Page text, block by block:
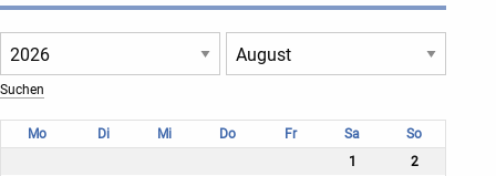
Mo Di Mi Do Fr Sa
So
1
2